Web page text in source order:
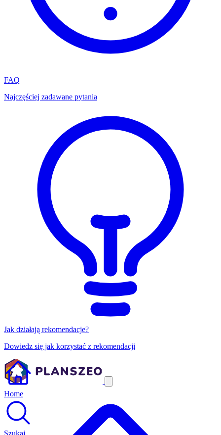
FAQ
Najczęściej zadawane pytania
Jak działają rekomendacje?
Dowiedz się jak korzystać z rekomendacji
Home
Szukaj